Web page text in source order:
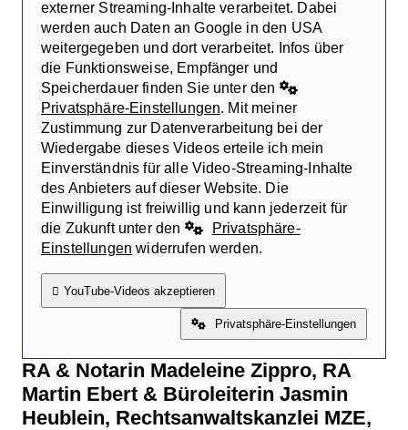
externer Streaming-Inhalte verarbeitet. Dabei
werden auch Daten an Google in den USA
weitergegeben und dort verarbeitet. Infos über
die Funktionsweise, Empfänger und
Speicherdauer finden Sie unter den
Privatsphäre-Einstellungen. Mit meiner
Zustimmung zur Datenverarbeitung bei der
Wiedergabe dieses Videos erteile ich mein
Einverständnis für alle Video-Streaming-Inhalte
des Anbieters auf dieser Website. Die
Einwilligung ist freiwillig und kann jederzeit für
die Zukunft unter den
Privatsphäre-
Einstellungen widerrufen werden.
YouTube-Videos akzeptieren
Privatsphäre-Einstellungen
RA & Notarin Madeleine Zippro, RA
Martin Ebert & Büroleiterin Jasmin
Heublein, Rechtsanwaltskanzlei MZE,